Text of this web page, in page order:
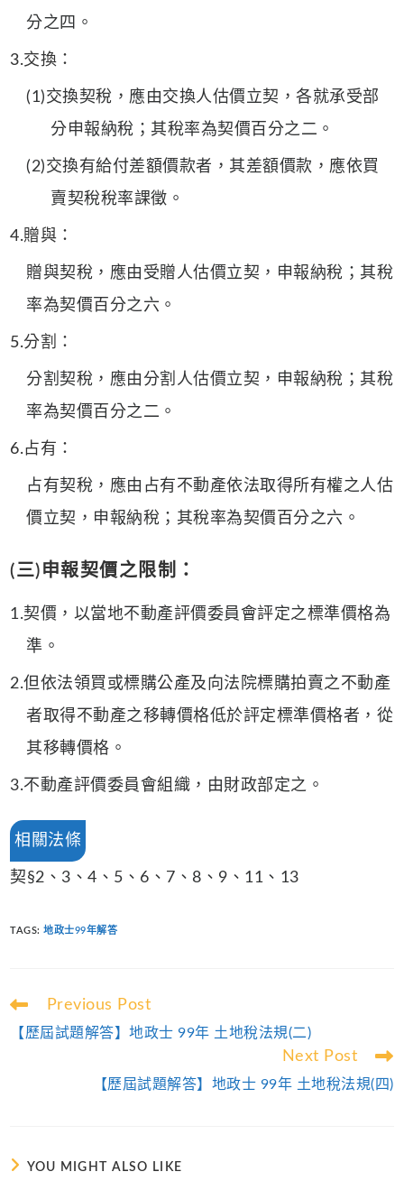
分之四。
3.交換：
(1)交換契稅，應由交換人估價立契，各就承受部
分申報納稅；其稅率為契價百分之二。
(2)交換有給付差額價款者，其差額價款，應依買
賣契稅稅率課徵。
4.贈與：
贈與契稅，應由受贈人估價立契，申報納稅；其稅
率為契價百分之六。
5.分割：
分割契稅，應由分割人估價立契，申報納稅；其稅
率為契價百分之二。
6.占有：
占有契稅，應由占有不動產依法取得所有權之人估
價立契，申報納稅；其稅率為契價百分之六。
(三)申報契價之限制：
1.契價，以當地不動產評價委員會評定之標準價格為
準。
2.但依法領買或標購公產及向法院標購拍賣之不動產
者取得不動產之移轉價格低於評定標準價格者，從
其移轉價格。
3.不動產評價委員會組織，由財政部定之。
相關法條
契§2、3、4、5、6、7、8、9、11、13
TAGS:地政士99年解答
Read
articles
Previous Post
【歷屆試題解答】地政士 99年 土地稅法規(二)
Next Post
【歷屆試題解答】地政士 99年 土地稅法規(四)
YOU MIGHT ALSO LIKE